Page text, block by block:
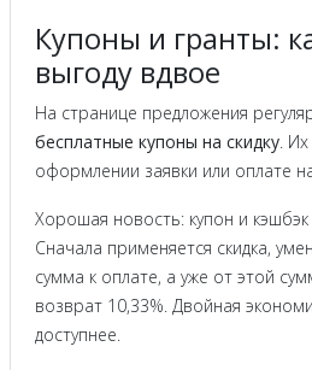
Купоны и гранты:
выгоду вдвое
На странице предложения
бесплатные купоны на скидку.
оформлении заявки или оплате
Хорошая новость: купон и
Сначала применяется скидка,
сумма к оплате, а уже от этой
возврат 10,33%. Двойная
доступнее.